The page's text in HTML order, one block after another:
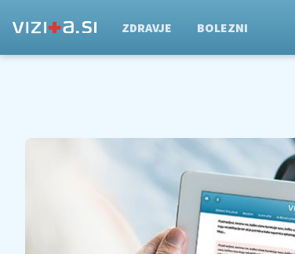
ZDRAVJE BOLEZNI